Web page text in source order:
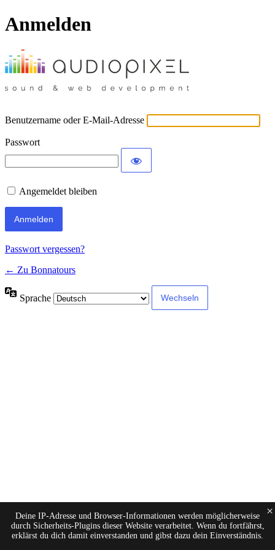
Anmelden
Benutzername oder E-Mail-Adresse
Passwort
Angemeldet bleiben
Passwort vergessen?
← Zu Bonnatours
Sprache
Deine IP-Adresse und Browser-Informationen werden möglicherweise
durch Sicherheits-Plugins dieser Website verarbeitet. Wenn du fortfährst,
erklärst du dich damit einverstanden und gibst dazu dein Einverständnis.
×